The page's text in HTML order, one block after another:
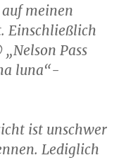
meinen
Einschließlich
Pass
luna“-
ist unschwer
Lediglich